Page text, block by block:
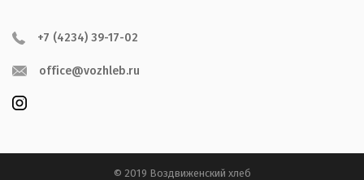
+7 (4234) 39-17-02
office@vozhleb.ru
© 2019 Воздвиженский хлеб